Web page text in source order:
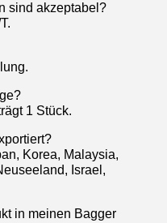
sind akzeptabel?
1 Stück.
Korea, Malaysia,
Israel,
in meinen Bagger